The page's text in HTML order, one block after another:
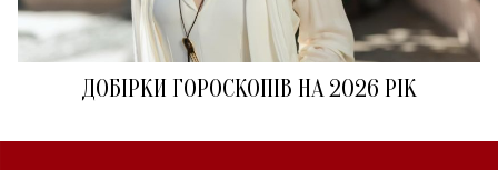
ДОБІРКИ ГОРОСКОПІВ НА 2026 РІК